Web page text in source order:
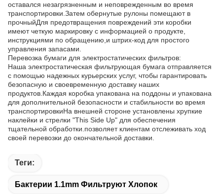
оставался незагрязненным и неповрежденным во время
транспортировки.Затем обернутые рулоны помещают в
прочныйДля предотвращения повреждений эти коробки
имеют четкую маркировку с информацией о продукте,
инструкциями по обращению,и штрих-код для простого
управления запасами.
Перевозка бумаги для электростатических фильтров:
Наша электростатическая фильтрующая бумага отправляется
с помощью надежных курьерских услуг, чтобы гарантировать
безопасную и своевременную доставку наших
продуктов.Каждая коробка упакована на поддоны и упакована
для дополнительной безопасности и стабильности во время
транспортировкиНа внешней стороне установлены хрупкие
наклейки и стрелки "This Side Up" для обеспечения
тщательной обработки.позволяет клиентам отслеживать ход
своей перевозки до окончательной доставки.
Теги:
Бактерии 1.1mm Фильтруют Хлопок